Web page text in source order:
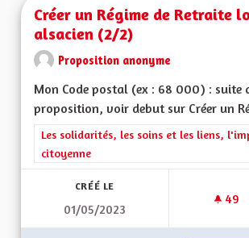
Créer un Régime de Retraite
alsacien (2/2)
Proposition anonyme
Mon Code postal (ex : 68 000) : suite
proposition, voir debut sur Créer un
Filtrer les résultats de la catégorie :
Les solidarités, les soins et les liens,
citoyenne
CRÉÉ LE
01/05/2023
49